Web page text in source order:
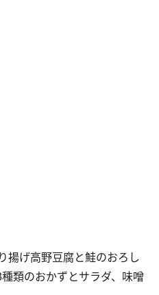
揚げ高野豆腐と鮭のおろし
類のおかずとサラダ、味噌